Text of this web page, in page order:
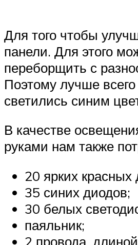
Для того чтобы
панели. Для этого
переборщить с
Поэтому лучше
светились синим
В качестве
руками нам также
20 ярких
35 синих диодов;
30 белых
паяльник;
2 провода,